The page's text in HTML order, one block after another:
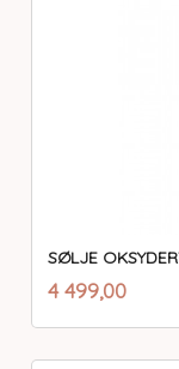
SØLJE
Pris
4 499,00mva.